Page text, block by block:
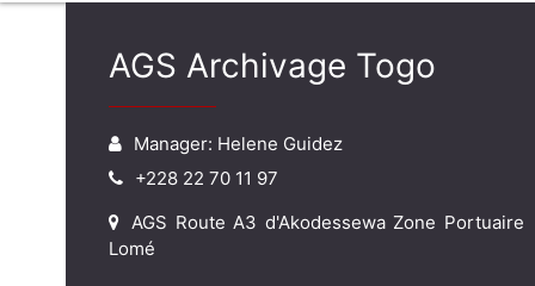
AGS Archivage Togo
Manager: Helene Guidez
+228 22 70 11 97
AGS Route A3 d'Akodessewa Zone Portuaire
Lomé